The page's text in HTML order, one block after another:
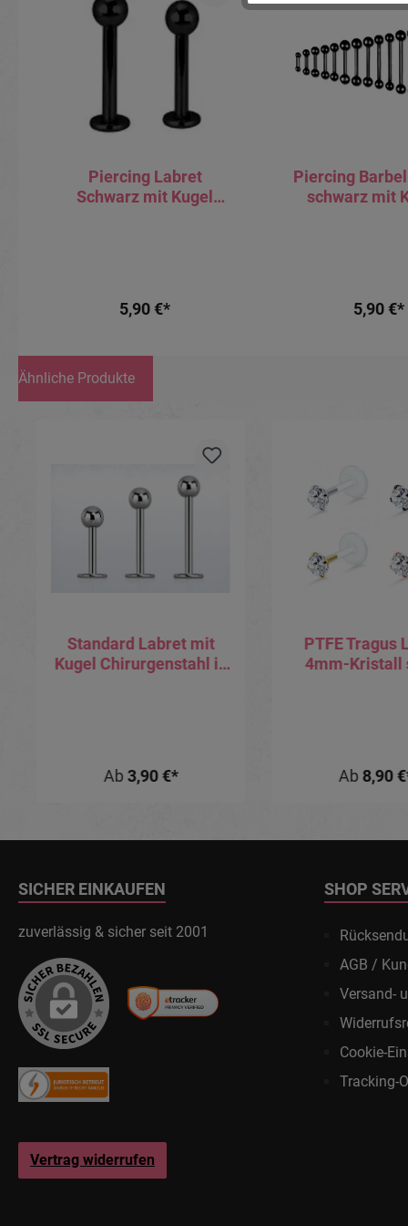
Piercing Labret
Schwarz mit Kugel
5,90 €*
Piercing
schwarz mit
5,90 €*
Ähnliche Produkte
Standard Labret mit
Kugel Chirurgenstahl in
Ab 3,90 €*
PTFE Tragus
4mm-Kristall
Ab8,90
SICHER EINKAUFEN
zuverlässig & sicher seit 2001
Vertrag widerrufen
SHOP
AGB /
Versand-
Cookie-
Tracking-